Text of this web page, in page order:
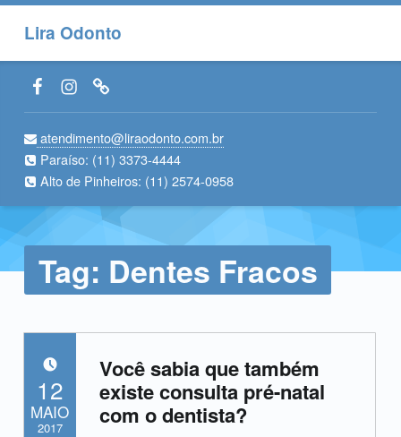
Lira Odonto
Facebook LiraOdonto
Instagram LiraOdonto
Site LiraOdonto
atendimento@liraodonto.com.br
Paraíso: (11) 3373-4444
Alto de Pinheiros: (11) 2574-0958
Tag: Dentes Fracos
Você sabia que também
existe consulta pré-natal
com o dentista?
POSTADO EM:
12
MAIO
2017